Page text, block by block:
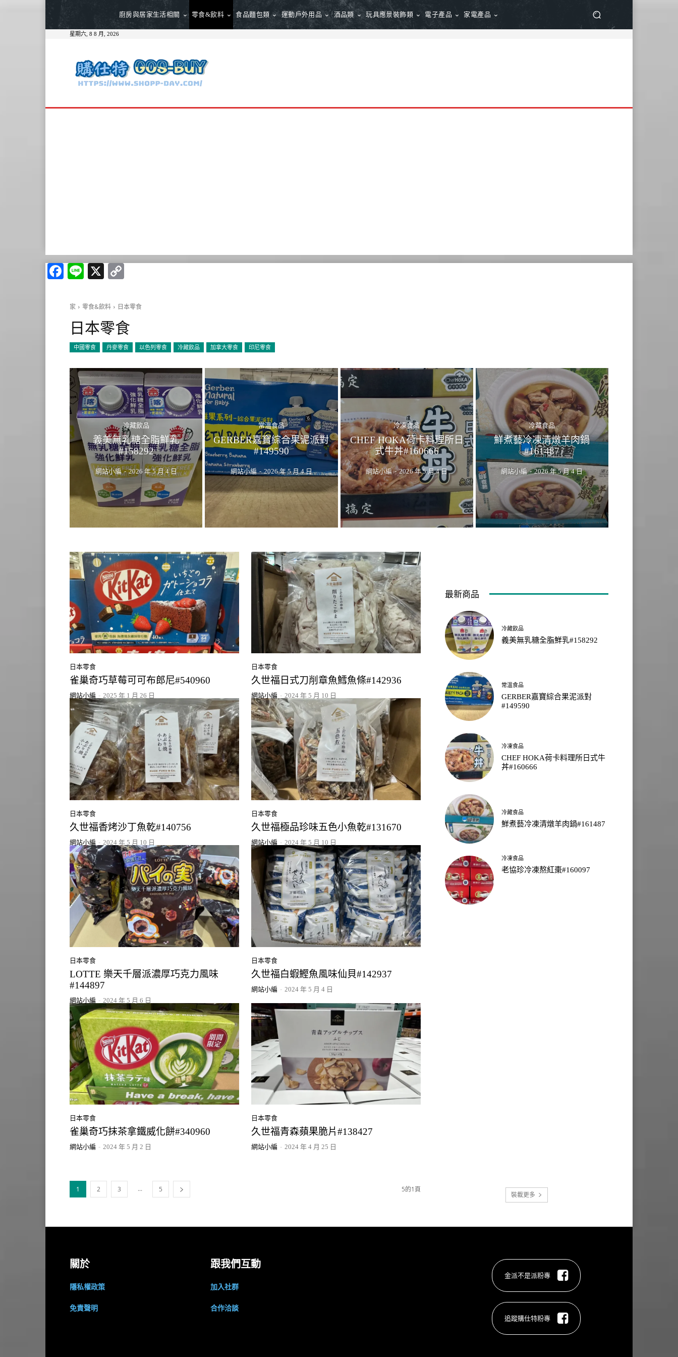
廚房與居家生活相關 零食&飲料 食品麵包類 運動戶外用品 酒品類 玩具應景裝飾類 電子產品 家電產品
星期六, 8 8 月, 2026
Facebook
Line
X
家 零食&飲料 日本零食
日本零食
中國零食 丹麥零食 以色列零食 冷藏飲品 加拿大零食 印尼零食
冷藏飲品
義美無乳糖全脂鮮乳
#158292
網站小編 - 2026 年 5 月 4 日
常溫食品
GERBER嘉寶綜合果泥派對
#149590
網站小編 - 2026 年 5 月 4 日
冷凍食品
CHEF HOKA荷卡料理所日
式牛丼#160666
網站小編 - 2026 年 5 月 4 日
冷藏食品
鮮煮藝冷凍清燉羊肉鍋
#161487
網站小編 - 2026 年 5 月 4 日
日本零食
雀巢奇巧草莓可可布郎尼#540960
網站小編 - 2025 年 1 月 26 日
日本零食
久世福日式刀削章魚鱈魚條#142936
網站小編 - 2024 年 5 月 10 日
日本零食
久世福香烤沙丁魚乾#140756
網站小編 - 2024 年 5 月 10 日
日本零食
久世福極品珍味五色小魚乾#131670
網站小編 - 2024 年 5 月 10 日
日本零食
LOTTE 樂天千層派濃厚巧克力風味
#144897
網站小編 - 2024 年 5 月 6 日
日本零食
久世福白蝦鰹魚風味仙貝#142937
網站小編 - 2024 年 5 月 4 日
日本零食
雀巢奇巧抹茶拿鐵威化餅#340960
網站小編 - 2024 年 5 月 2 日
日本零食
久世福青森蘋果脆片#138427
網站小編 - 2024 年 4 月 25 日
1 2 3 ... 5 5的1頁
最新商品
冷藏飲品
義美無乳糖全脂鮮乳#158292
常溫食品
GERBER嘉寶綜合果泥派對
#149590
冷凍食品
CHEF HOKA荷卡料理所日式牛
丼#160666
冷藏食品
鮮煮藝冷凍清燉羊肉鍋#161487
冷凍食品
老協珍冷凍熬紅棗#160097
裝載更多
關於
隱私權政策
免責聲明
跟我們互動
加入社群
合作洽談
金派不是派粉專
追蹤購仕特粉專